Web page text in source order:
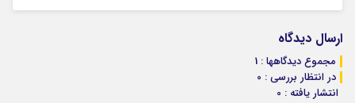
ارسال دیدگاه
مجموع دیدگاهها : 1
در انتظار بررسی : 0
انتشار یافته : 0